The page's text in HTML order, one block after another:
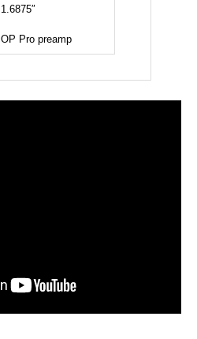
1.6875″
OP Pro preamp